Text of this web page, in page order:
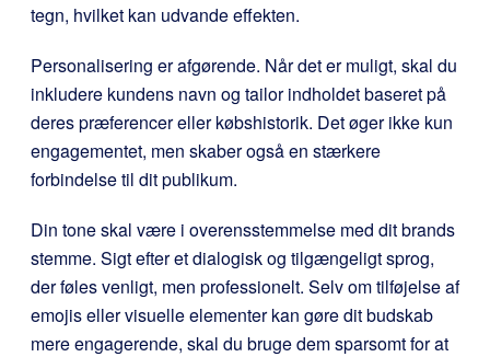
tegn, hvilket kan udvande effekten.
Personalisering er afgørende. Når det er muligt, skal du
inkludere kundens navn og tailor indholdet baseret på
deres præferencer eller købshistorik. Det øger ikke kun
engagementet, men skaber også en stærkere
forbindelse til dit publikum.
Din tone skal være i overensstemmelse med dit brands
stemme. Sigt efter et dialogisk og tilgængeligt sprog,
der føles venligt, men professionelt. Selv om tilføjelse af
emojis eller visuelle elementer kan gøre dit budskab
mere engagerende, skal du bruge dem sparsomt for at